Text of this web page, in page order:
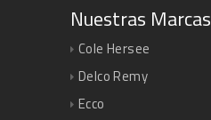
Nuestras Marcas
Cole Hersee
Delco Remy
Ecco